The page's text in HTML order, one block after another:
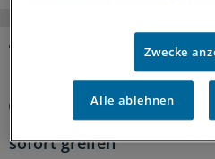
MEHR ZUM THEMA
GKV-Spargesetz tritt in
sofort greifen
Zwecke
Alle ablehnen